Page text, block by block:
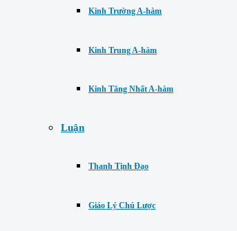
Kinh Trường A-hàm
Kinh Trung A-hàm
Kinh Tăng Nhất A-hàm
Luận
Thanh Tịnh Đạo
Giáo Lý Chú Lược